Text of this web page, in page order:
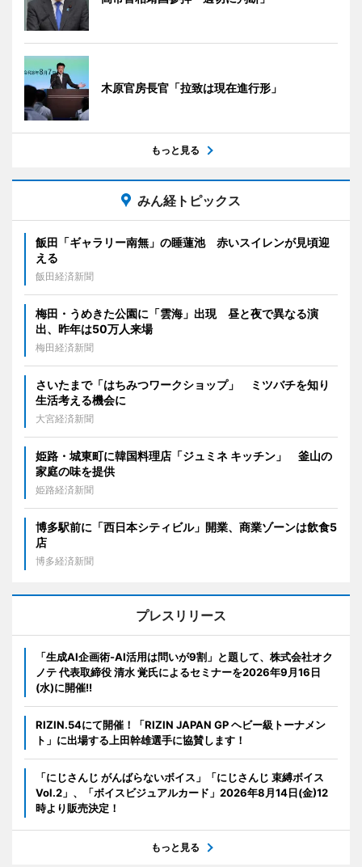
木原官房長官「拉致は現在進行形」
もっと見る
みん経トピックス
飯田「ギャラリー南無」の睡蓮池 赤いスイレンが見頃迎
える
飯田経済新聞
梅田・うめきた公園に「雲海」出現 昼と夜で異なる演
出、昨年は50万人来場
梅田経済新聞
さいたまで「はちみつワークショップ」 ミツバチを知り
生活考える機会に
大宮経済新聞
姫路・城東町に韓国料理店「ジュミネ キッチン」 釜山の
家庭の味を提供
姫路経済新聞
博多駅前に「西日本シティビル」開業、商業ゾーンは飲食5
店
博多経済新聞
プレスリリース
「生成AI企画術-AI活用は問いが9割」と題して、株式会社オク
ノテ 代表取締役 清水 覚氏によるセミナーを2026年9月16日
(水)に開催!!
RIZIN.54にて開催！「RIZIN JAPAN GP ヘビー級トーナメン
ト」に出場する上田幹雄選手に協賛します！
「にじさんじ がんばらないボイス」「にじさんじ 束縛ボイス
Vol.2」、「ボイスビジュアルカード」2026年8月14日(金)12
時より販売決定！
もっと見る